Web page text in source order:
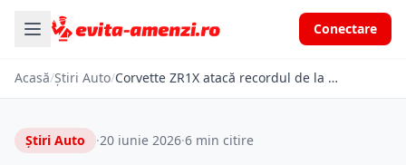
Conectare
Acasă/Știri Auto/ Corvette ZR1X atacă recordul de la Pikes Peak cu 1.250 CP
Știri Auto ·20 iunie 2026·6 min citire